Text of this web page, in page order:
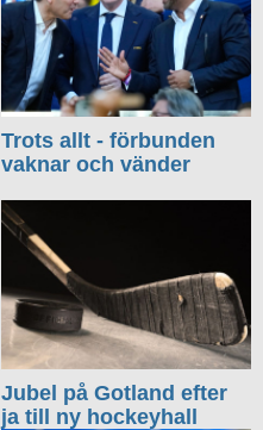
Trots allt - förbunden
vaknar och vänder
Jubel på Gotland efter
ja till ny hockeyhall